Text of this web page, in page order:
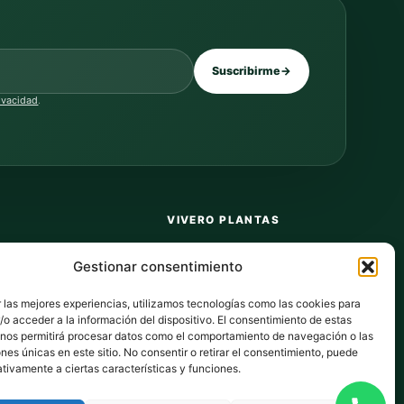
Gestionar consentimiento
las mejores experiencias, utilizamos tecnologías como las cookies para
o acceder a la información del dispositivo. El consentimiento de estas
permitirá procesar datos como el comportamiento de navegación o las
únicas en este sitio. No consentir o retirar el consentimiento, puede
a ciertas características y funciones.
Suscribirme→
.
VIVERO PLANTAS
Privacidad
Cookies